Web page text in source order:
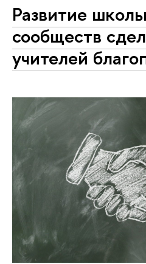
Развитие
сообществ
учителей